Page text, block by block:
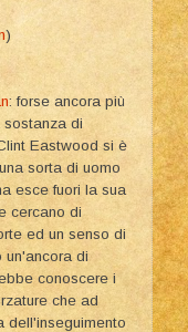
)
: forse ancora più
sostanza di
Eastwood si è
sorta di uomo
esce fuori la sua
cercano di
ed un senso di
un'ancora di
conoscere i
che ad
dell'inseguimento